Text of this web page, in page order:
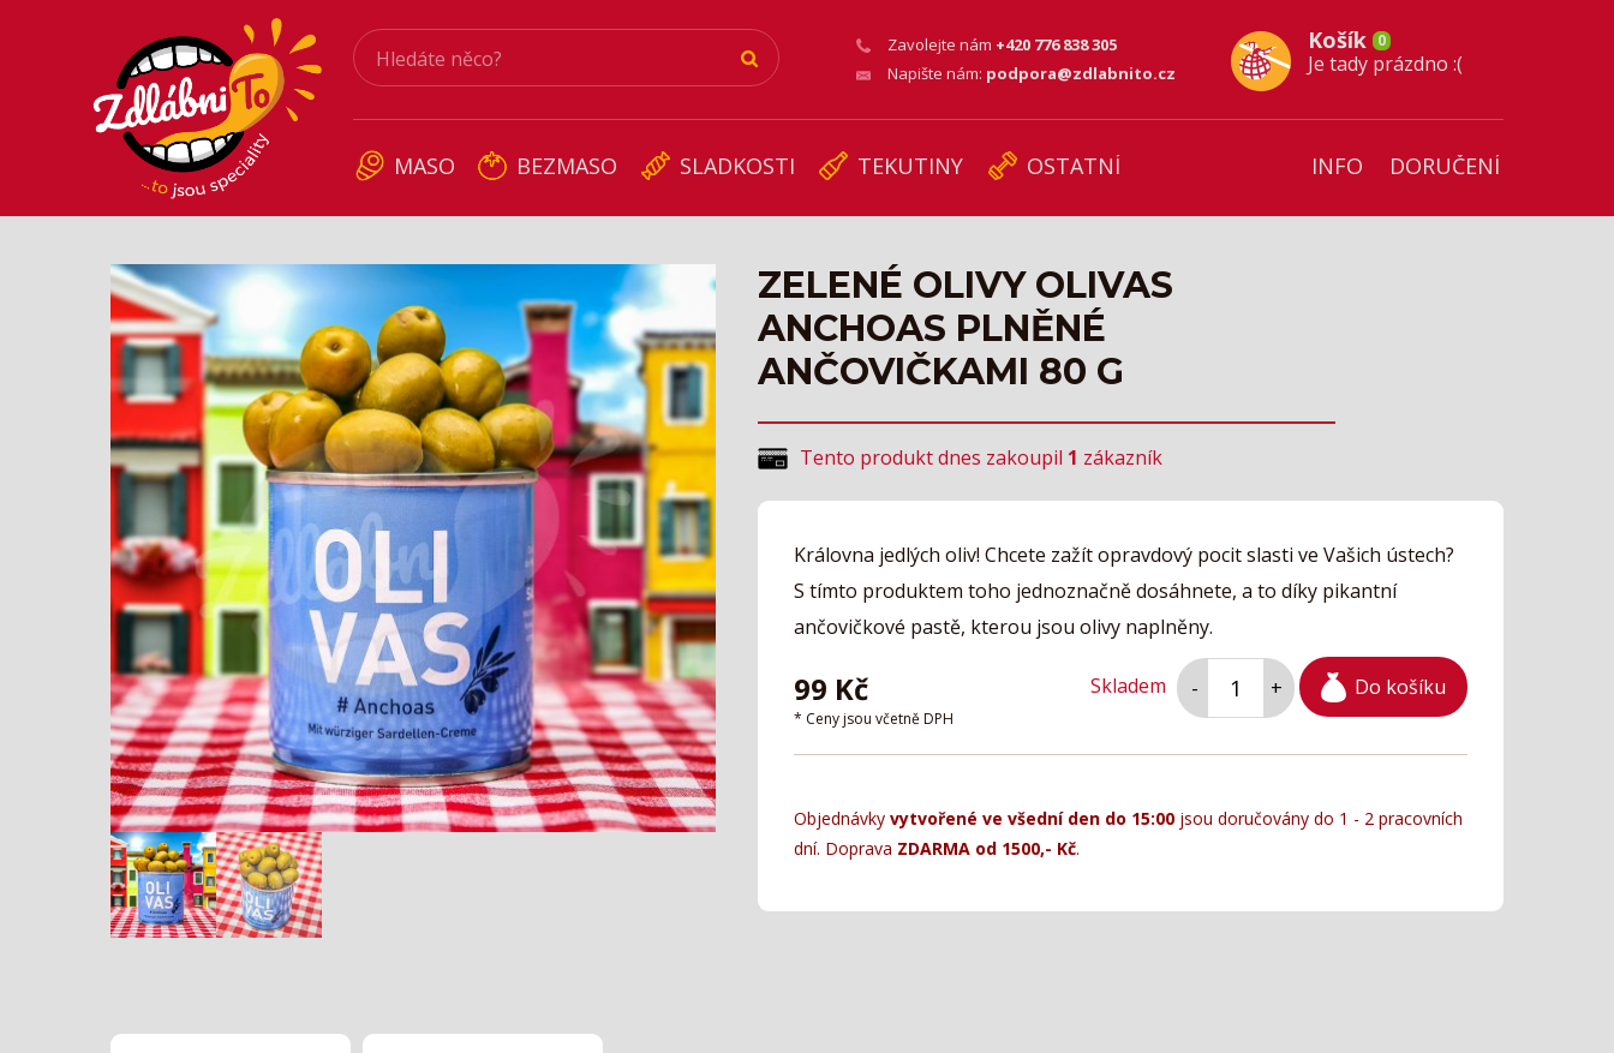
Zavolejte nám +420 776 838 305
Napište nám: podpora@zdlabnito.cz
Košík 0
Je tady prázdno :(
MASO BEZMASO SLADKOSTI TEKUTINY OSTATNÍ INFO DORUČENÍ
ZELENÉ OLIVY OLIVAS
ANCHOAS PLNĚNÉ
ANČOVIČKAMI 80 G
Tento produkt dnes zakoupil 1 zákazník
Královna jedlých oliv! Chcete zažít opravdový pocit slasti ve Vašich ústech?
S tímto produktem toho jednoznačně dosáhnete, a to díky pikantní
ančovičkové pastě, kterou jsou olivy naplněny.
99 Kč
* Ceny jsou včetně DPH
Skladem - + Do košíku
Objednávky vytvořené ve všední den do 15:00 jsou doručovány do 1 - 2 pracovních
dní. Doprava ZDARMA od 1500,- Kč.